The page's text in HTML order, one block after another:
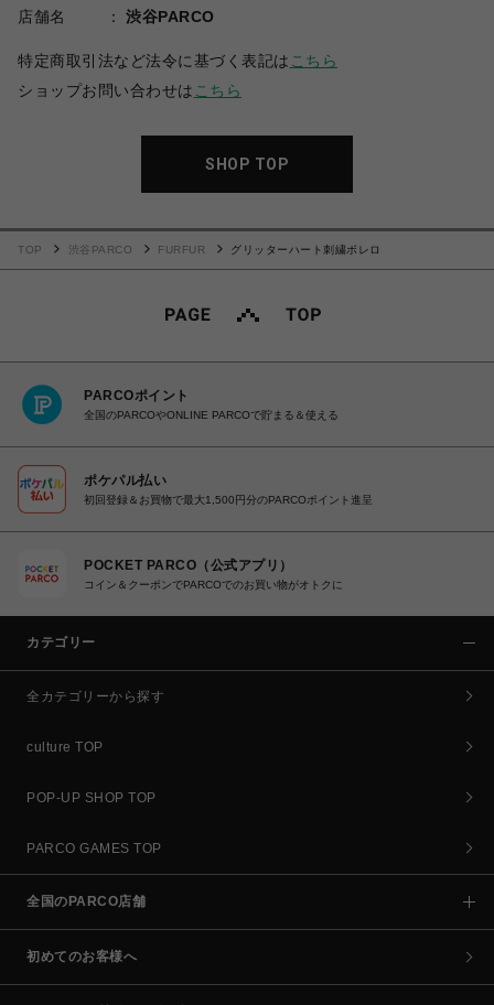
店舗名
渋谷PARCO
特定商取引法など法令に基づく表記は こちら
ショップお問い合わせは こちら
SHOP TOP
TOP 渋谷PARCO FURFUR グリッターハート刺繍ボレロ
PARCOポイント
全国のPARCOやONLINE PARCOで貯まる＆使える
ポケパル払い
初回登録＆お買物で最大1,500円分のPARCOポイント進呈
POCKET PARCO（公式アプリ）
コイン＆クーポンでPARCOでのお買い物がオトクに
カテゴリー
全カテゴリーから探す
culture TOP
POP-UP SHOP TOP
PARCO GAMES TOP
全国のPARCO店舗
初めてのお客様へ